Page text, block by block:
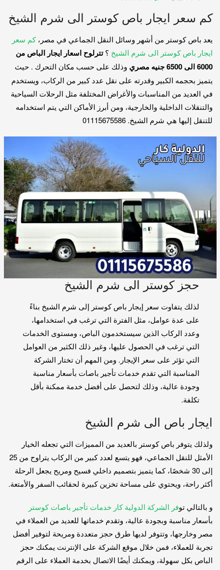
كم سعر ايجار باص كوستر الى شرم الشيخ
يعد باص كوستر من أشهر وسائل النقل الجماعي في مصر،كم سعر
ايجار باص كوستر الى شرم الشيخ ؟تترلوح اسعار ايجار الباص من
6000 الى 6500 جنيه مصري
وذلك على حسب مكان التحرك . حيث
يتميز بحجمه الكبير وقدرته على نقل عدد كبير من الركاب، ويستخدم
في العديد من المناسبات والأغراض المختلفة مثل الرحلات السياحية
والتنقلات الداخلية والخارجية، ومن أبرز الأماكن التي يتم استخدامه
للتنقل إليها هي شرم الشيخ. 01115675586
حجز كوستر الى شرم الشيخ
لذلك يتفاوت سعر إيجار باص كوستر إلى شرم الشيخ بناءً
على عدة عوامل، مثل الفترة التي ترغب في استخدامها،
وعدد الركاب الذين سيستخدمون الباص، ومستوى الخدمات
التي ترغب في الحصول عليها، وغير ذلك الكثير من العوامل
التي تؤثر على سعر الإيجار. ومن المهم أن تختار الشركة
المناسبة التي تقدم خدمات تأجير باصات بأسعار مناسبة
وجودة عالية، وذلك لتحصل على أفضل خدمة ممكنة بأقل
تكلفة.
ايجار باص الى شرم الشيخ
ولذلك يتوفر باص كوستر بالعديد من المميزات التي تجعله الخيار
الأمثل للنقل الجماعي، فهو يتسع لعدد كبير من الركاب يتراوح من 25
إلى 30 شخصًا، كما يتميز بتصميم داخلي فسيح ومريح يجعل الرحلة
أكثر راحة، ويحتوي على مساحة تخزين كبيرة لحقائب السفر والأمتعة.
و بالتالي توفر الشركة الدولية كار خدمات تأجير باصات كوستر
بأسعار مناسبة وبجودة عالية، وتقدم خدماتها للعديد من العملاء في
مصر وخارجها، وتتوفر لديها طرق حجز متعددة ومريحة لتوفير أفضل
تجربة للعملاء، فمن خلال موقع الشركة على الإنترنت يمكنك حجز
الباص بكل سهولة، ويمكنك أيضًا الاتصال بخدمة العملاء على الرقم